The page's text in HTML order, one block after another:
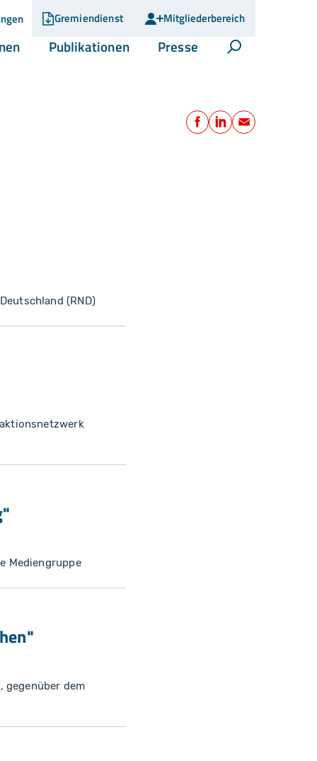
Gremiendienst Mitgliederbereich
(current)Publikationen(current)Presse (current)Suche öffnen
Teilen
Facebook
LinkedIn
E-Mail
(RND)
Mediengruppe
gegenüber dem